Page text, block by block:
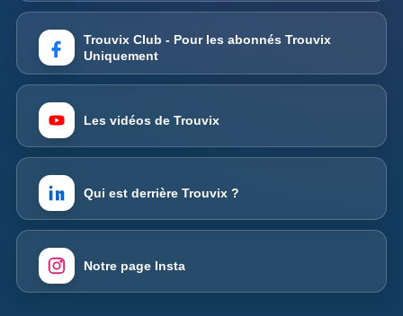
Trouvix Club - Pour les abonnés Trouvix
Uniquement
Les vidéos de Trouvix
Qui est derrière Trouvix ?
Notre page Insta